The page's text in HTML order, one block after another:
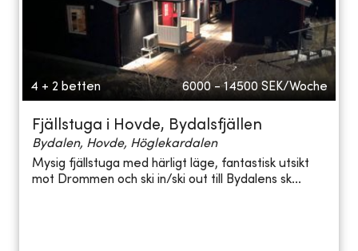
4 + 2 betten 6000 - 14500 SEK/Woche
Fjällstuga i Hovde, Bydalsfjällen
Bydalen, Hovde, Höglekardalen
Mysig fjällstuga med härligt läge, fantastisk utsikt
mot Drommen och ski in/ski out till Bydalens sk...